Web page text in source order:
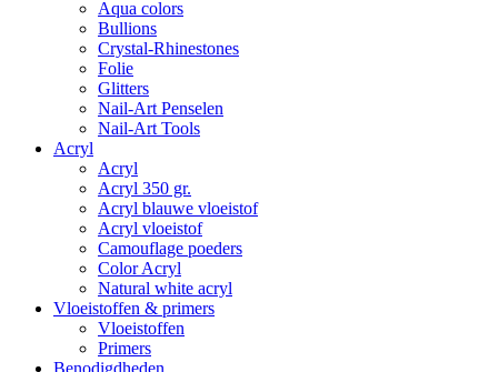
Aqua colors
Bullions
Crystal-Rhinestones
Folie
Glitters
Nail-Art Penselen
Nail-Art Tools
Acryl
Acryl
Acryl 350 gr.
Acryl blauwe vloeistof
Acryl vloeistof
Camouflage poeders
Color Acryl
Natural white acryl
Vloeistoffen & primers
Vloeistoffen
Primers